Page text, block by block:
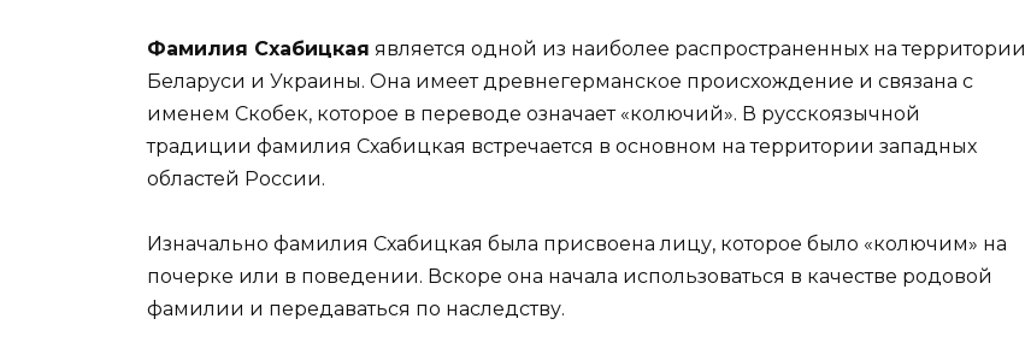
Фамилия Схабицкая является одной из наиболее распространенных на территории
Беларуси и Украины. Она имеет древнегерманское происхождение и связана с
именем Скобек, которое в переводе означает «колючий». В русскоязычной
традиции фамилия Схабицкая встречается в основном на территории западных
областей России.
Изначально фамилия Схабицкая была присвоена лицу, которое было «колючим» на
почерке или в поведении. Вскоре она начала использоваться в качестве родовой
фамилии и передаваться по наследству.